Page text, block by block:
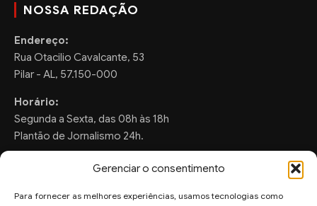
Gerenciar o consentimento
Para fornecer as melhores experiências, usamos tecnologias como
NOSSA REDAÇÃO
Endereço:
Rua Otacilio Cavalcante, 53
Pilar - AL, 57.150-000
Horário:
Segunda a Sexta, das 08h às 18h
Plantão de Jornalismo 24h.
FALE CONOSCO